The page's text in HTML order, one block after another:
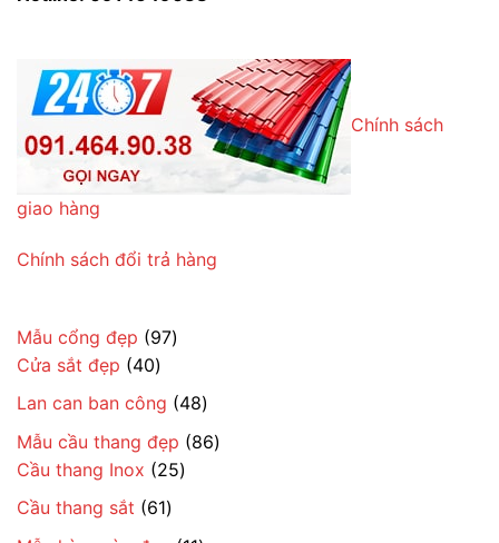
Chính sách
giao hàng
Chính sách đổi trả hàng
Mẫu cổng đẹp 9797
phẩm
Cửa sắt đẹp 4040
sản
phẩm
Lan can ban công 4848
sản
phẩm
Mẫu cầu thang đẹp 8686
Cầu thang Inox 2525
Cầu thang sắt 6161
sản